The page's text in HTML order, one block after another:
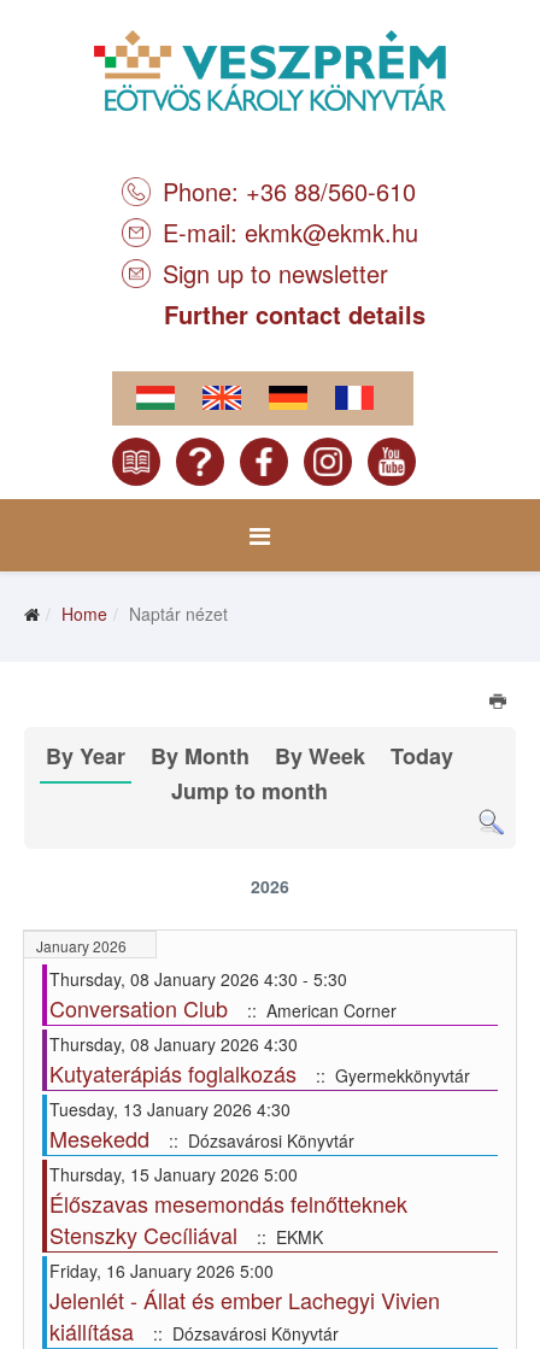
Phone: +36 88/560-610
E-mail: ekmk@ekmk.hu
Sign up to newsletter
Further contact details
Home Naptár nézet
By Year By Month By Week
Today
Jump to month
2026
January 2026
Thursday, 08 January 2026 4:30 - 5:30
Conversation Club
:: American Corner
Thursday, 08 January 2026 4:30
Kutyaterápiás foglalkozás
:: Gyermekkönyvtár
Tuesday, 13 January 2026 4:30
Mesekedd
:: Dózsavárosi Könyvtár
Thursday, 15 January 2026 5:00
Élőszavas mesemondás felnőtteknek
Stenszky Cecíliával
:: EKMK
Friday, 16 January 2026 5:00
Jelenlét - Állat és ember Lachegyi Vivien
kiállítása
:: Dózsavárosi Könyvtár